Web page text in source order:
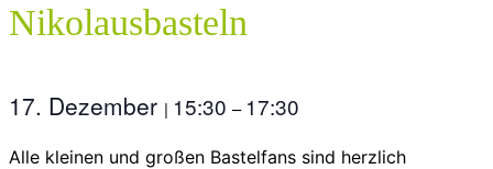
Nikolausbasteln
17. Dezember | 15:30 – 17:30
Alle kleinen und großen Bastelfans sind herzlich